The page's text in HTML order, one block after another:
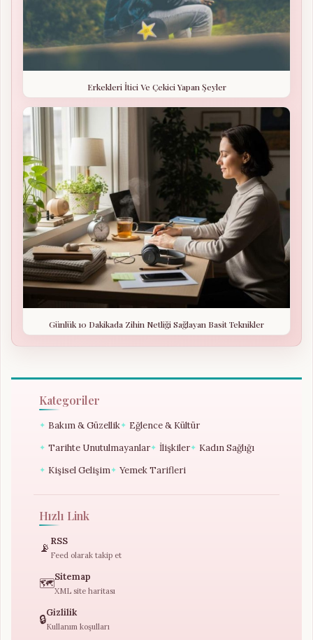
Erkekleri İtici Ve Çekici Yapan Şeyler
Günlük 10 Dakikada Zihin Netliği Sağlayan Basit Teknikler
Kategoriler
✦ Bakım & Güzellik✦ Eğlence & Kültür
✦ Tarihte Unutulmayanlar✦ İlişkiler✦ Kadın Sağlığı
✦ Kişisel Gelişim✦ Yemek Tarifleri
Hızlı Link
📡 RSS
Feed olarak takip et
🗺️Sitemap
XML site haritası
🔒Gizlilik
Kullanım koşulları